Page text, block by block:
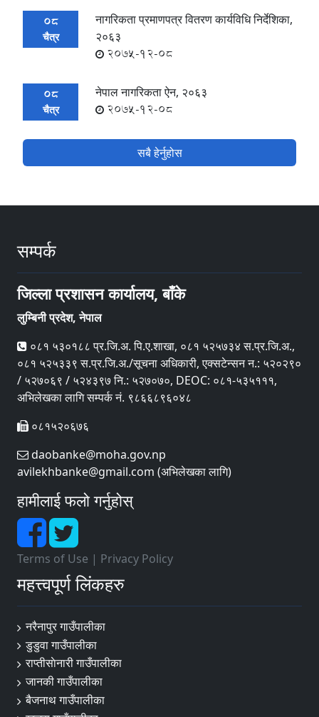
08
चैत्र
नागरिकता प्रमाणपत्र वितरण कार्यविधि निर्देशिका,
२०६३
2075-12-08
08
चैत्र
नेपाल नागरिकता ऐन, २०६३
2075-12-08
सबै हेर्नुहोस
सम्पर्क
जिल्ला प्रशासन कार्यालय, बाँके
लुम्बिनी प्रदेश, नेपाल
०८१ ५३०१८८ प्र.जि.अ. पि‍.ए.शाखा, ०८१ ५२५७३४ स.प्र.जि.अ.,
०८१ ५२५३३९ स.प्र.जि.अ./सूचना अधिकारी, एक्सटेन्सन न.: ५२०२९०
/ ५२७०६९ / ५२४३९७ नि.: ५२७०७०, DEOC: ०८१-५३५१११,
अभिलेखका लागि सम्पर्क नं. ९८६६८९६०४८
०८१५२०६७६
daobanke@moha.gov.np
avilekhbanke@gmail.com (अभिलेखका लागि)
हामीलाई फलो गर्नुहोस्
Terms of Use | Privacy Policy
महत्त्वपूर्ण लिंकहरु
नरैनापुर गाउँपालीका
डुडुवा गाउँपालीका
राप्तीसाेनारी गाउँपालीका
जानकी गाउँपालीका
बैजनाथ गाउँपालीका